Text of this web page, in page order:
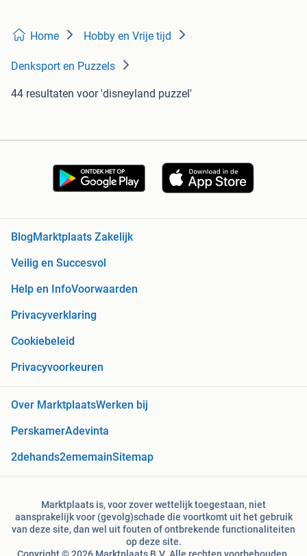
Home Hobby en Vrije tijd
Denksport en Puzzels
44 resultaten voor 'disneyland puzzel'
Blog Marktplaats Zakelijk
Veilig en Succesvol
Help en InfoVoorwaarden
Privacyverklaring
Cookiebeleid
Privacyvoorkeuren
Over MarktplaatsWerken bij
PerskamerAdevinta
2dehands2ememainSitemap
Marktplaats is, voor zover wettelijk toegestaan, niet
aansprakelijk voor (gevolg)schade die voortkomt uit het gebruik
van deze site, dan wel uit fouten of ontbrekende functionaliteiten
op deze site.